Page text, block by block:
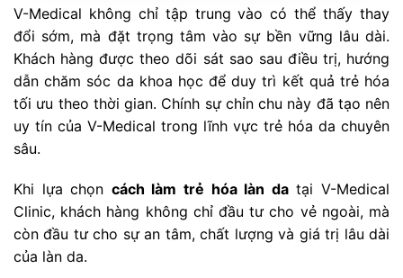
V-Medical không chỉ tập trung vào có thể thấy thay
đổi sớm, mà đặt trọng tâm vào sự bền vững lâu dài.
Khách hàng được theo dõi sát sao sau điều trị, hướng
dẫn chăm sóc da khoa học để duy trì kết quả trẻ hóa
tối ưu theo thời gian. Chính sự chỉn chu này đã tạo nên
uy tín của V-Medical trong lĩnh vực trẻ hóa da chuyên
sâu.
Khi lựa chọn cách làm trẻ hóa làn datại V-Medical
Clinic, khách hàng không chỉ đầu tư cho vẻ ngoài, mà
còn đầu tư cho sự an tâm, chất lượng và giá trị lâu dài
của làn da.